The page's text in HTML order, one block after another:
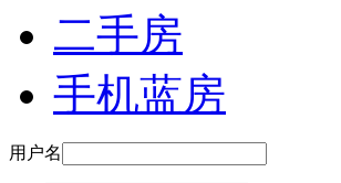
二手房
手机蓝房
用户名